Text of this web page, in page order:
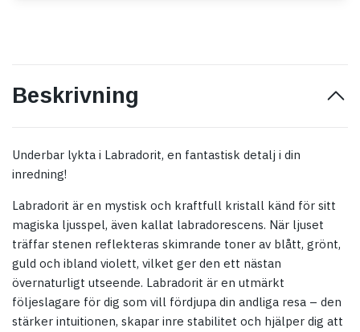
Beskrivning
Underbar lykta i Labradorit, en fantastisk detalj i din
inredning!
Labradorit är en mystisk och kraftfull kristall känd för sitt
magiska ljusspel, även kallat labradorescens. När ljuset
träffar stenen reflekteras skimrande toner av blått, grönt,
guld och ibland violett, vilket ger den ett nästan
övernaturligt utseende. Labradorit är en utmärkt
följeslagare för dig som vill fördjupa din andliga resa – den
stärker intuitionen, skapar inre stabilitet och hjälper dig att